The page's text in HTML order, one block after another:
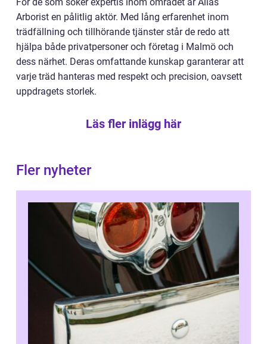
Arborist en pålitlig aktör. Med lång erfarenhet inom
trädfällning och tillhörande tjänster står de redo att
hjälpa både privatpersoner och företag i Malmö och
dess närhet. Deras omfattande kunskap garanterar att
varje träd hanteras med respekt och precision, oavsett
uppdragets storlek.
Läs fler inlägg här
Fler nyheter